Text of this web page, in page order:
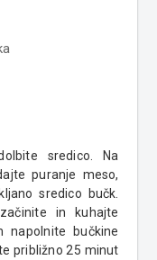
sredico. Na
puranje meso,
sredico bučk.
in kuhajte
napolnite bučkine
približno 25 minut